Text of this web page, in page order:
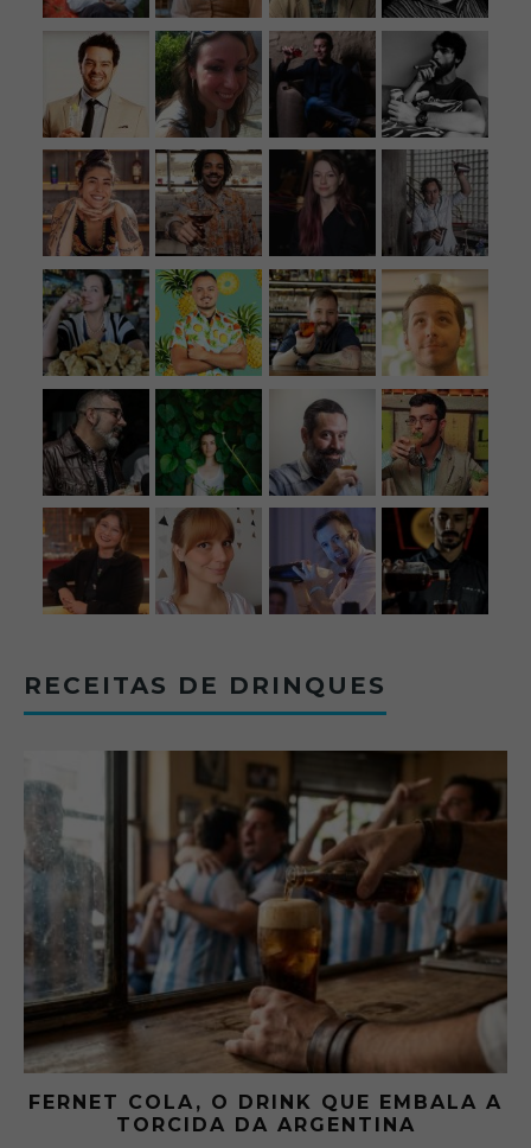
RECEITAS DE DRINQUES
GIBSON: O PICLES QUE MUDOU A
HISTÓRIA DOS MARTINI